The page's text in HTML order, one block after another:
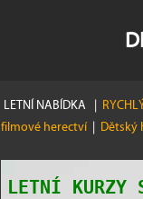
LETNÍ NABÍDKA |
filmové herectví | Dětský
LETNÍ KURZY